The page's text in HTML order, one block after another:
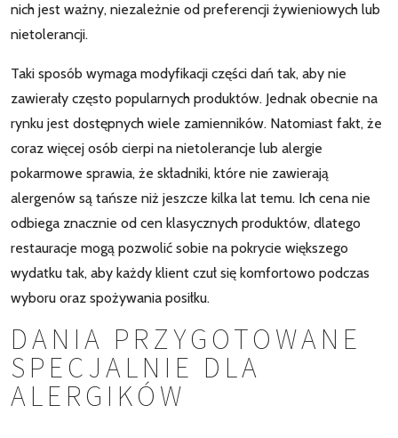
nich jest ważny, niezależnie od preferencji żywieniowych lub
nietolerancji.
Taki sposób wymaga modyfikacji części dań tak, aby nie
zawierały często popularnych produktów. Jednak obecnie na
rynku jest dostępnych wiele zamienników. Natomiast fakt, że
coraz więcej osób cierpi na nietolerancje lub alergie
pokarmowe sprawia, że składniki, które nie zawierają
alergenów są tańsze niż jeszcze kilka lat temu. Ich cena nie
odbiega znacznie od cen klasycznych produktów, dlatego
restauracje mogą pozwolić sobie na pokrycie większego
wydatku tak, aby każdy klient czuł się komfortowo podczas
wyboru oraz spożywania posiłku.
DANIA PRZYGOTOWANE
SPECJALNIE DLA
ALERGIKÓW